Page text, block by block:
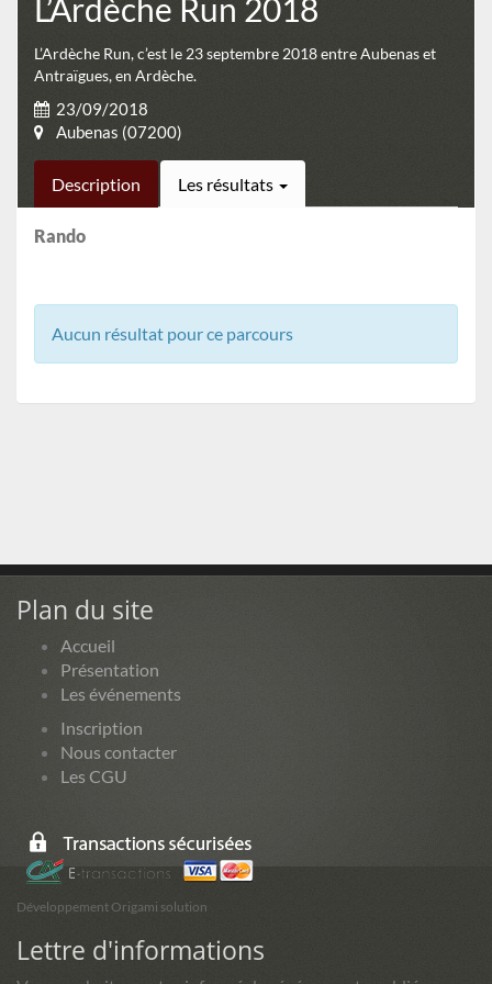
L’Ardèche Run 2018
L’Ardèche Run, c’est le 23 septembre 2018 entre Aubenas et
Antraïgues, en Ardèche.
23/09/2018
Aubenas (07200)
Description Les résultats
Rando
Aucun résultat pour ce parcours
Plan du site
Accueil
Présentation
Les événements
Inscription
Nous contacter
Les CGU
Développement Origami solution
Lettre d'informations